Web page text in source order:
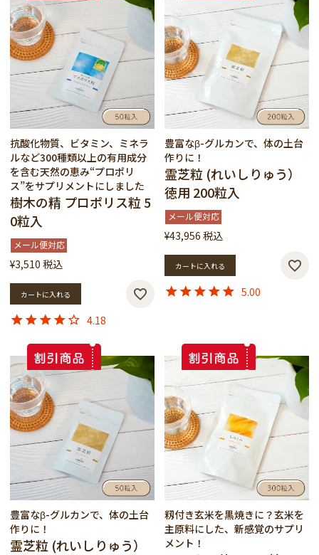
抗酸化物質、ビタミン、ミネラ
ルなど300種類以上の有用成分
を含む天然の恵み“プロポリ
ス”をサプリメントにしました
樹木の精 プロポリス粒 5
0粒入
メール便対応
¥3,510 税込
カートに入れる
4.18
豊富なβ-グルカンで、体の土台
作りに！
霊芝粒 (れいしりゅう）
徳用 200粒入
メール便対応
¥43,956 税込
カートに入れる
5.00
豊富なβ-グルカンで、体の土台
作りに！
霊芝粒 (れいしりゅう）
籾付き玄米を黒焼きに？玄米を
主原料にした、新感覚のサプリ
メント！